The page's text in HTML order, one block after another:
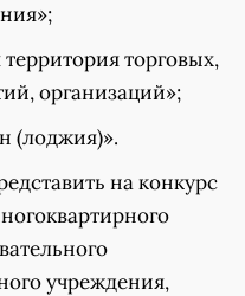
торговых,
организаций»;
(лоджия)».
на конкурс
учреждения,